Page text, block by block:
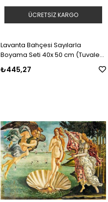
Lavanta Bahçesi Sayılarla
Boyama Seti 40x 50 cm (Tuvale
Gerili)
₺445,27
ÜCRETSIZ KARGO